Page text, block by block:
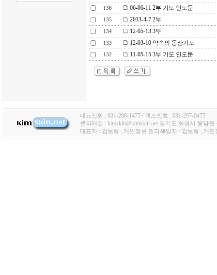
136 06-06-11 2부 기도 인도문
135 2013-4-7 2부
134 12-05-13 3부
133 12-03-10 약속의 동산기도
132 11-05-15 3부 기도 인도문
대표전화 : 031-298-1475 / 팩스번호 : 031-297-0475
문의메일 : kimskin@kimskin.net 경기도 화성시 봉담
대표자 : 김보형 , 개인정보 관리책임자 : 김보형 , 개